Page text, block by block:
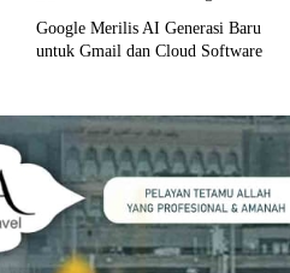
Google Merilis AI Generasi Baru
untuk Gmail dan Cloud Software